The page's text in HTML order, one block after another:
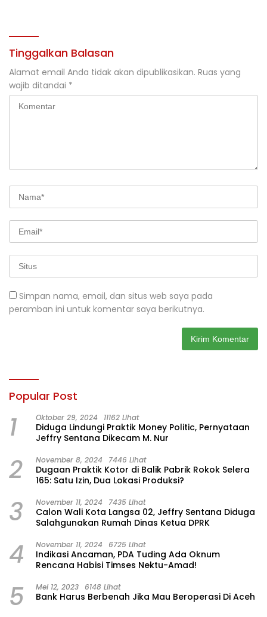
Tinggalkan Balasan
Alamat email Anda tidak akan dipublikasikan. Ruas yang
wajib ditandai *
Simpan nama, email, dan situs web saya pada
peramban ini untuk komentar saya berikutnya.
Popular Post
1 Oktober 29, 2024 11162 Lihat
Diduga Lindungi Praktik Money Politic, Pernyataan
Jeffry Sentana Dikecam M. Nur
2 November 8, 2024 7446 Lihat
Dugaan Praktik Kotor di Balik Pabrik Rokok Selera
165: Satu Izin, Dua Lokasi Produksi?
3 November 11, 2024 7435 Lihat
Calon Wali Kota Langsa 02, Jeffry Sentana Diduga
Salahgunakan Rumah Dinas Ketua DPRK
4 November 11, 2024 6725 Lihat
Indikasi Ancaman, PDA Tuding Ada Oknum
Rencana Habisi Timses Nektu-Amad!
5 Mei 12, 2023 6148 Lihat
Bank Harus Berbenah Jika Mau Beroperasi Di Aceh